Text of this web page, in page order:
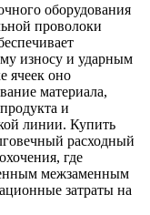
оборудования
проволоки
износу и ударным
ячеек оно
материала,
и
линии. Купить
расходный
где
межзаменным
затраты на